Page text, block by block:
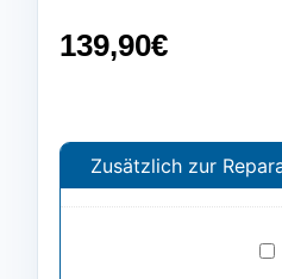
139,90€
Zusätzlich zur